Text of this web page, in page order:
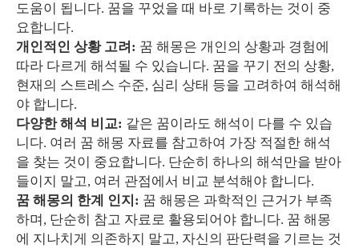
도움이 됩니다. 꿈을 꾸었을 때 바로 기록하는 것이 중
요합니다.
개인적인 상황 고려: 꿈 해몽은 개인의 상황과 경험에
따라 다르게 해석될 수 있습니다. 꿈을 꾸기 전의 상황,
현재의 스트레스 수준, 심리 상태 등을 고려하여 해석해
야 합니다.
다양한 해석 비교: 같은 꿈이라도 해석이 다를 수 있습
니다. 여러 꿈 해몽 자료를 참고하여 가장 적절한 해석
을 찾는 것이 중요합니다. 단순히 하나의 해석만을 받아
들이지 말고, 여러 관점에서 비교 분석해야 합니다.
꿈 해몽의 한계 인지: 꿈 해몽은 과학적인 근거가 부족
하며, 단순히 참고 자료로 활용되어야 합니다. 꿈 해몽
에 지나치게 의존하지 말고, 자신의 판단력을 기르는 것